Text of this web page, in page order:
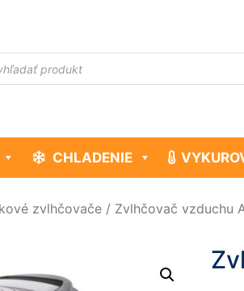
CHLADENIE
zvlhčovače / Zvlhčovač vzduchu